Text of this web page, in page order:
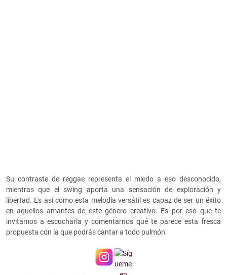
Su contraste de reggae representa el miedo a eso desconocido,
mientras que el swing aporta una sensación de exploración y
libertad. Es así como esta melodía versátil es capaz de ser un éxito
en aquellos amantes de este género creativo. Es por eso que te
invitamos a escucharla y comentarnos qué te parece esta fresca
propuesta con la que podrás cantar a todo pulmón.